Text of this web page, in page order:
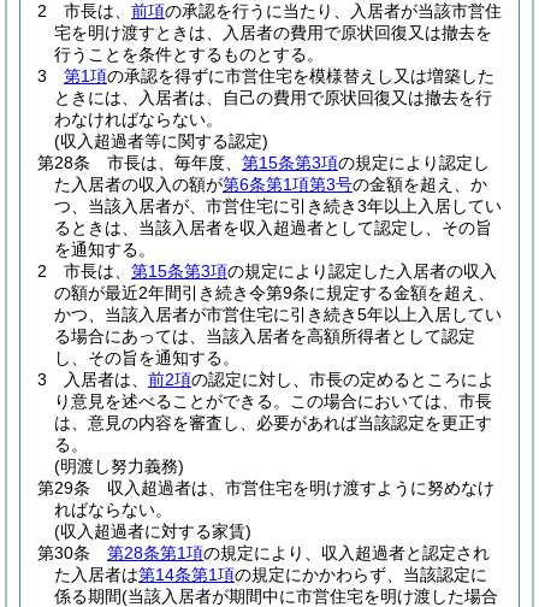
2
市長は、 前項の承認を行うに当たり、入居者が当該市営住
宅を明け渡すときは、入居者の費用で原状回復又は撤去を
行うことを条件とするものとする。
3
第1項の承認を得ずに市営住宅を模様替えし又は増築した
ときには、入居者は、自己の費用で原状回復又は撤去を行
わなければならない。
(収入超過者等に関する認定)
第28条
市長は、毎年度、 第15条第3項の規定により認定し
た入居者の収入の額が第6条第1項第3号の金額を超え、か
つ、当該入居者が、市営住宅に引き続き3年以上入居してい
るときは、当該入居者を収入超過者として認定し、その旨
を通知する。
2
市長は、 第15条第3項の規定により認定した入居者の収入
の額が最近2年間引き続き令第9条に規定する金額を超え、
かつ、当該入居者が市営住宅に引き続き5年以上入居してい
る場合にあっては、当該入居者を高額所得者として認定
し、その旨を通知する。
3
入居者は、 前2項の認定に対し、市長の定めるところによ
り意見を述べることができる。
この場合においては、市長
は、意見の内容を審査し、必要があれば当該認定を更正す
る。
(明渡し努力義務)
第29条
収入超過者は、市営住宅を明け渡すように努めなけ
ればならない。
(収入超過者に対する家賃)
第30条
第28条第1項の規定により、収入超過者と認定され
た入居者は第14条第1項の規定にかかわらず、当該認定に
係る期間(当該入居者が期間中に市営住宅を明け渡した場合